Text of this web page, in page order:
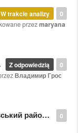
0
W trakcie analizy
przezmaryana
0
Z odpowiedzią
Владимир Грос
0
зубрівська 58